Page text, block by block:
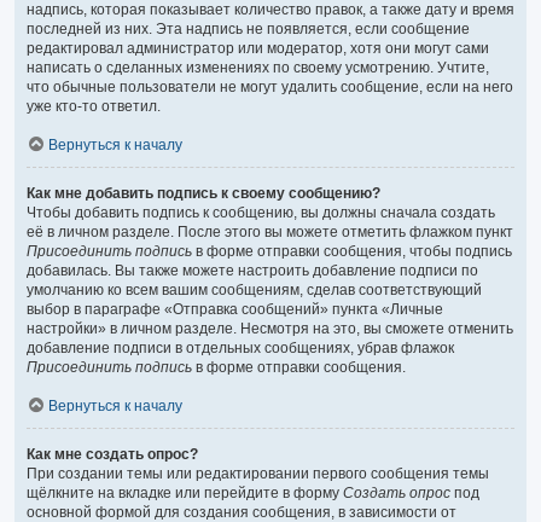
надпись, которая показывает количество правок, а также дату и время
последней из них. Эта надпись не появляется, если сообщение
редактировал администратор или модератор, хотя они могут сами
написать о сделанных изменениях по своему усмотрению. Учтите,
что обычные пользователи не могут удалить сообщение, если на него
уже кто-то ответил.
Вернуться к началу
Как мне добавить подпись к своему сообщению?
Чтобы добавить подпись к сообщению, вы должны сначала создать
её в личном разделе. После этого вы можете отметить флажком пункт
Присоединить подпись в форме отправки сообщения, чтобы подпись
добавилась. Вы также можете настроить добавление подписи по
умолчанию ко всем вашим сообщениям, сделав соответствующий
выбор в параграфе «Отправка сообщений» пункта «Личные
настройки» в личном разделе. Несмотря на это, вы сможете отменить
добавление подписи в отдельных сообщениях, убрав флажок
Присоединить подпись в форме отправки сообщения.
Вернуться к началу
Как мне создать опрос?
При создании темы или редактировании первого сообщения темы
щёлкните на вкладке или перейдите в форму Создать опрос под
основной формой для создания сообщения, в зависимости от